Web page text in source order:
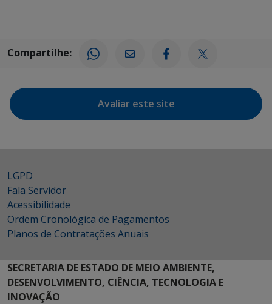
Compartilhe:
Avaliar este site
LGPD
Fala Servidor
Acessibilidade
Ordem Cronológica de Pagamentos
Planos de Contratações Anuais
SECRETARIA DE ESTADO DE MEIO AMBIENTE,
DESENVOLVIMENTO, CIÊNCIA, TECNOLOGIA E
INOVAÇÃO